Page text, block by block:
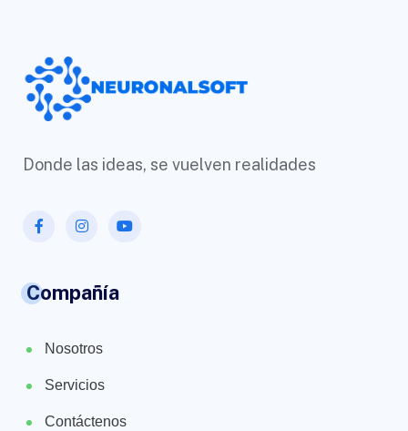
Donde las ideas, se vuelven realidades
Compañía
Nosotros
Servicios
Contáctenos